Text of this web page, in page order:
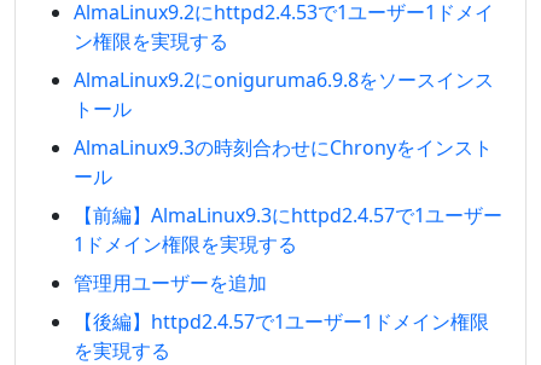
AlmaLinux9.2にhttpd2.4.53で1ユーザー1ドメイ
ン権限を実現する
AlmaLinux9.2にoniguruma6.9.8をソースインス
トール
AlmaLinux9.3の時刻合わせにChronyをインスト
ール
【前編】AlmaLinux9.3にhttpd2.4.57で1ユーザー
1ドメイン権限を実現する
管理用ユーザーを追加
【後編】httpd2.4.57で1ユーザー1ドメイン権限
を実現する